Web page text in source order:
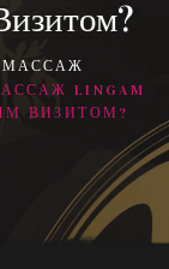
МАССАЖ
LINGAM
ВИЗИТОМ?